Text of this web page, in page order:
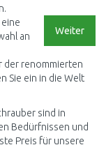
Weiter
an
der renommierten
Sie ein in die Welt
sind in
Bedürfnissen und
Preis für unsere